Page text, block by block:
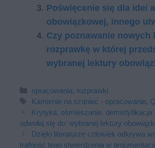
Poświęcenie się dla idei
obowiązkowej, innego
Czy poznawanie nowych
rozprawkę w której
wybranej lektury
Kategorie
opracowania, rozprawki
Tagi
Kamienie na szaniec - opracowanie,
Krytyka, ośmieszanie,
odwołaj się do: wybranej lektury
Dzięki literaturze człowiek odkrywa
trafność tego stwierdzenia w